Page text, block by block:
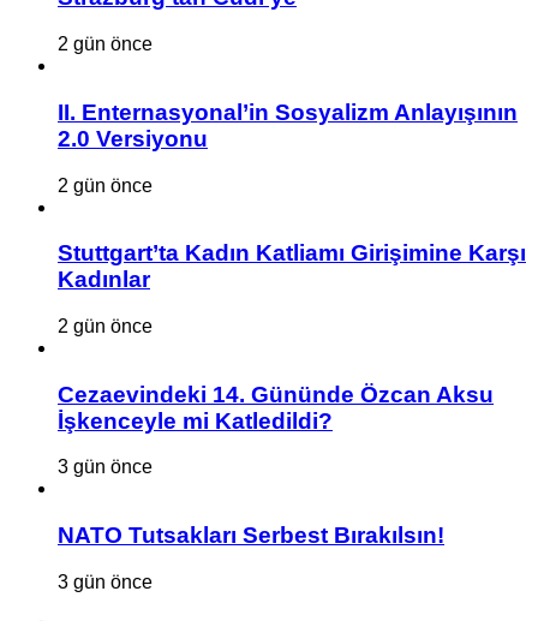
2 gün önce
II. Enternasyonal’in Sosyalizm Anlayışının
2.0 Versiyonu
2 gün önce
Stuttgart’ta Kadın Katliamı Girişimine Karşı
Kadınlar
2 gün önce
Cezaevindeki 14. Gününde Özcan Aksu
İşkenceyle mi Katledildi?
3 gün önce
NATO Tutsakları Serbest Bırakılsın!
3 gün önce